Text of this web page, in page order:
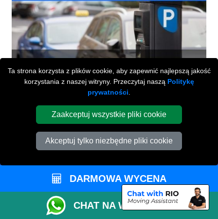
Ta strona korzysta z plików cookie, aby zapewnić najlepszą jakość
korzystania z naszej witryny. Przeczytaj naszą Politykę
prywatności
Zaakceptuj wszystkie pliki cookie
Akceptuj tylko niezbędne pliki cookie
673 Seven Sisters Road
London,UK
Napisz do nas
DARMOWA WYCENA
CHAT NA WHATSAPP